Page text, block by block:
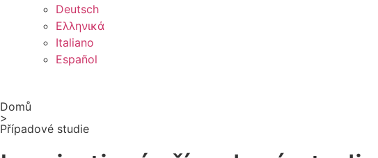
Deutsch
Ελληνικά
Italiano
Español
Domů
>
Případové studie